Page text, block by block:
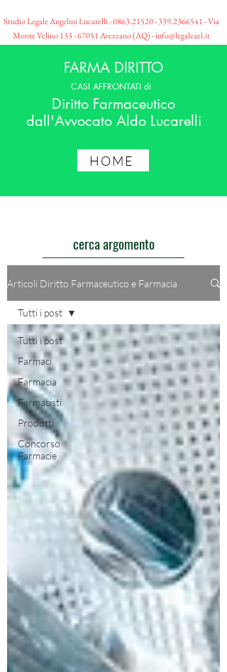
Studio Legale Angelini Lucarelli -0863.21520 - 339.2366541 - Via
Monte Velino133 - 67051Avezzano (AQ) -info@legaleael.it
FARMA DIRITTO
CASI AFFRONTATI di
Diritto Farmaceutico
dall'Avvocato Aldo Lucarelli
HOME
cerca argomento
Articoli Diritto Farmaceutico e Farmacia
Tutti i post
Farmaci
Farmacia
Farmacisti
Prodotti
Concorso
Farmacie
Tutti i post